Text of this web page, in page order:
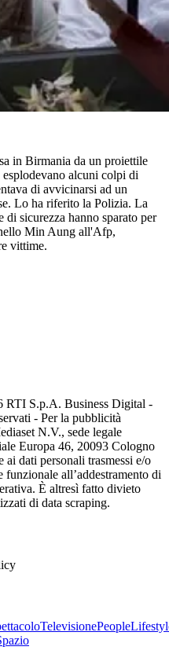
in Birmania da un proiettile
alcuni colpi di
di avvicinarsi ad un
Lo ha riferito la Polizia. La
di sicurezza hanno sparato per
Min Aung all'Afp,
vittime.
RTI S.p.A. Business Digital -
- Per la pubblicità
N.V., sede legale
Europa 46, 20093 Cologno
ai dati personali trasmessi e/o
all’addestramento di
È altresì fatto divieto
di data scraping.
TelevisionePeople